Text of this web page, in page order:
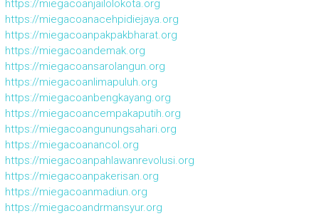
https://miegacoanjailolokota.org
https://miegacoanacehpidiejaya.org
https://miegacoanpakpakbharat.org
https://miegacoandemak.org
https://miegacoansarolangun.org
https://miegacoanlimapuluh.org
https://miegacoanbengkayang.org
https://miegacoancempakaputih.org
https://miegacoangunungsahari.org
https://miegacoanancol.org
https://miegacoanpahlawanrevolusi.org
https://miegacoanpakerisan.org
https://miegacoanmadiun.org
https://miegacoandrmansyur.org